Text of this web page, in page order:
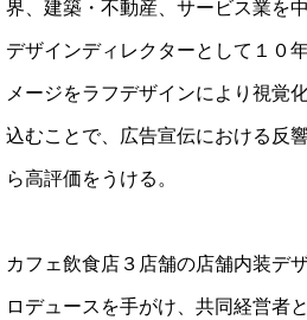
界、建築・不動産、サービス業を
デザインディレクターとして１０
メージをラフデザインにより視覚
込むことで、広告宣伝における反
ら高評価をうける。
カフェ飲食店３店舗の店舗内装デ
ロデュースを手がけ、共同経営者